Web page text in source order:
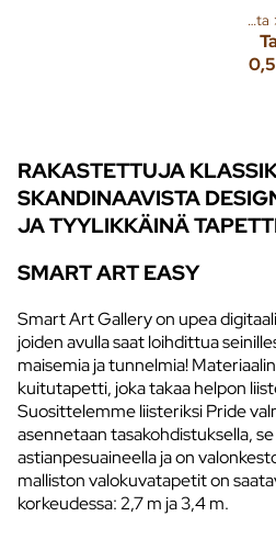
Tuoteryhmiä ja tuotteita
RAKASTETTUJA
SKANDINAAVISTA
JA TYYLIKKÄINÄ
SMART ART EASY
Smart Art Gallery on upea
joiden avulla saat loihdittua
maisemia ja tunnelmia!
kuitutapetti, joka takaa helpon
Suosittelemme liisteriksi Pride
asennetaan tasakohdistuksella,
astianpesuaineella ja on
malliston valokuvatapetit on
korkeudessa: 2,7 m ja 3,4 m.